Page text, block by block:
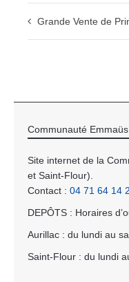
Grande Vente de Printemps de Saint-
Communauté
Site internet de la
et Saint-Flour).
Contact : 04 71 64 14
DEPÔTS : Horaires
Aurillac : du lundi au
Saint-Flour : du lundi